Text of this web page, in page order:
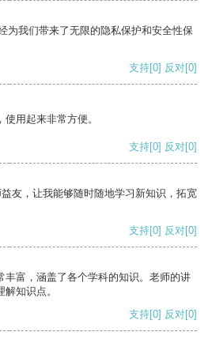
为我们带来了无限的隐私保护和安全性保
支持[0] 反对[0]
用起来非常方便。
支持[0] 反对[0]
友，让我能够随时随地学习新知识，拓宽
支持[0] 反对[0]
丰富，涵盖了各个学科的知识。老师的讲
知识点。
支持[0] 反对[0]